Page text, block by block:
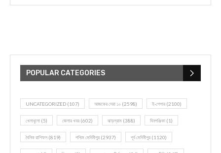
POPULAR CATEGORIES
UNCATEGORIZED (107) আজকের সেরা ১০ (2598) ই-পেপার (2100)
খেলাধূলো (5) জেলার খবর (602) ঝাড়গ্রাম (388) দিনপঞ্জিকা (1)
দৈনিক রাশিফল (819) পশ্চিম মেদিনীপুর (2937) পূর্ব মেদিনীপুর (1120)